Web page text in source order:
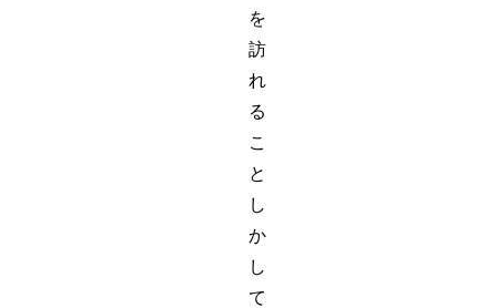
を
訪
れ
る
こ
と
し
か
し
て